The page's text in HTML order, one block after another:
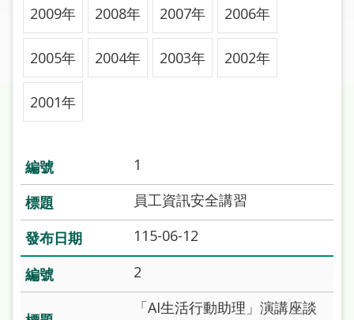
請
常
見
問
答
加
入
市
圖
網
站
2009年 2008年 2007年 2006年
2005年 2004年 2003年 2002年
2001年
1
員工資訊安全講習
115-06-12
2
「AI生活行動助理」演講座談